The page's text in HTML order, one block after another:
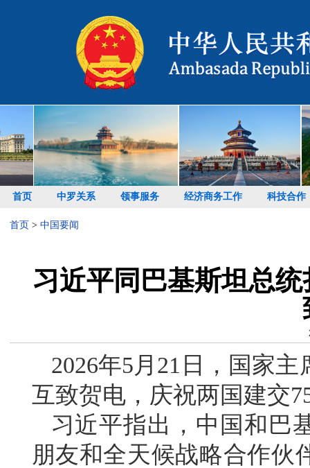
首页 中罗关系 领事服务 经济商务工作 科技合作
首页 > 中国要闻
习近平同巴基斯坦总
2026年5月21日，国家
互致贺电，庆祝两国建交
习近平指出，中国和巴
朋友和全天候战略合作伙